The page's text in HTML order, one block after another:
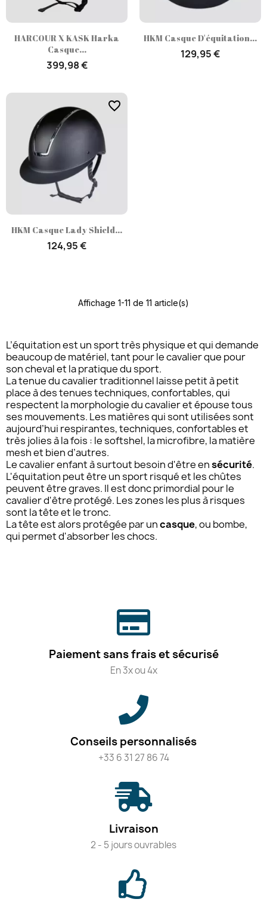
HARCOUR X KASK Harka
Casque...
399,98 €
HKM Casque D'équitation...
129,95 €
HKM Casque Lady Shield...
124,95 €
favorite_border
Affichage 1-11 de 11 article(s)
L’équitation est un sport très physique et qui demande
beaucoup de matériel, tant pour le cavalier que pour
son cheval et la pratique du sport.
La tenue du cavalier traditionnel laisse petit à petit
place à des tenues techniques, confortables, qui
respectent la morphologie du cavalier et épouse tous
ses mouvements. Les matières qui sont utilisées sont
aujourd’hui respirantes, techniques, confortables et
très jolies à la fois : le softshel, la microfibre, la matière
mesh et bien d’autres.
Le cavalier enfant à surtout besoin d'être ensécurité.
L'équitation peut être un sport risqué et les chûtes
peuvent être graves. Il est donc primordial pour le
cavalier d'être protégé. Les zones les plus à risques
sont la tête et le tronc.
La tête est alors protégée par uncasque, ou bombe,
qui permet d'absorber les chocs.
Paiement sans frais et sécurisé
En 3x ou 4x
Conseils personnalisés
+33 6 31 27 86 74
Livraison
2 - 5 jours ouvrables